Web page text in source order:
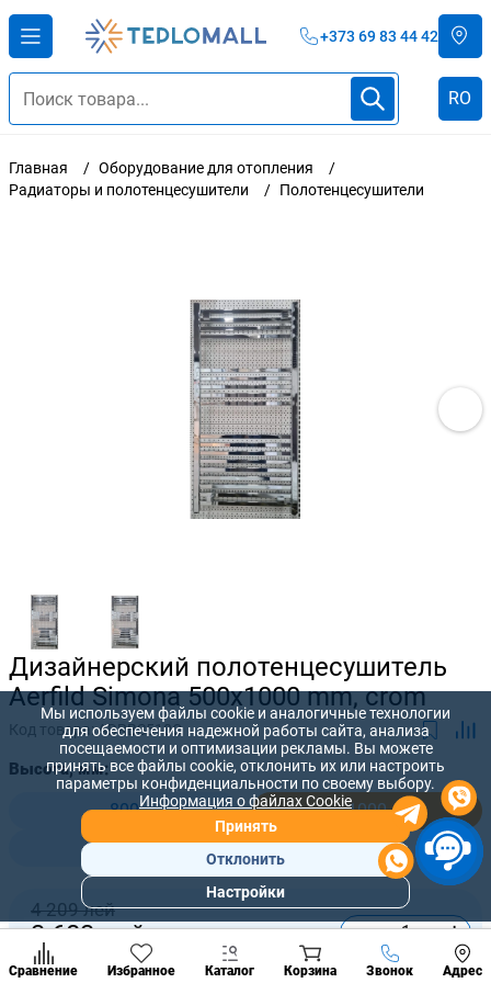
+373 69 83 44 42
RO
Главная
Оборудование для отопления
Радиаторы и полотенцесушители
Полотенцесушители
Дизайнерский полотенцесушитель
Aerfild Simona 500x1000 mm, crom
Код товара:ADRBS510C
Высота, мм:
800
1000
1700
4 209 лей
3 683лей - +
Сравнение Избранное Каталог Корзина Звонок Адрес
Позвонить
разделы
Мы используем файлы cookie и аналогичные технологии
для обеспечения надежной работы сайта, анализа
посещаемости и оптимизации рекламы. Вы можете
принять все файлы cookie, отклонить их или настроить
параметры конфиденциальности по своему выбору.
Информация о файлах Cookie
Принять
Отклонить
Настройки